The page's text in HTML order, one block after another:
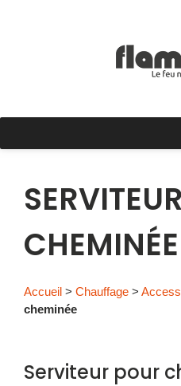
CHEMINÉE
Accueil > Chauffage >
cheminée
Serviteur pour